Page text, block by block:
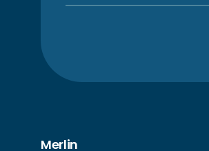
Merlin